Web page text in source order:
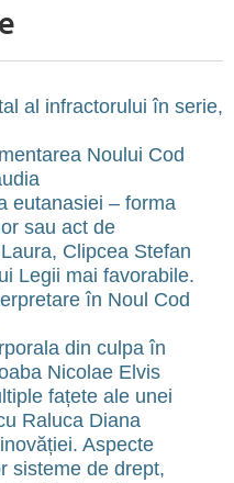
al infractorului în serie,
Noului Cod
eutanasiei – forma
sau act de
Clipcea Stefan
Legii mai favorabile.
în Noul Cod
din culpa în
Nicolae Elvis
fațete ale unei
Raluca Diana
Aspecte
sisteme de drept,